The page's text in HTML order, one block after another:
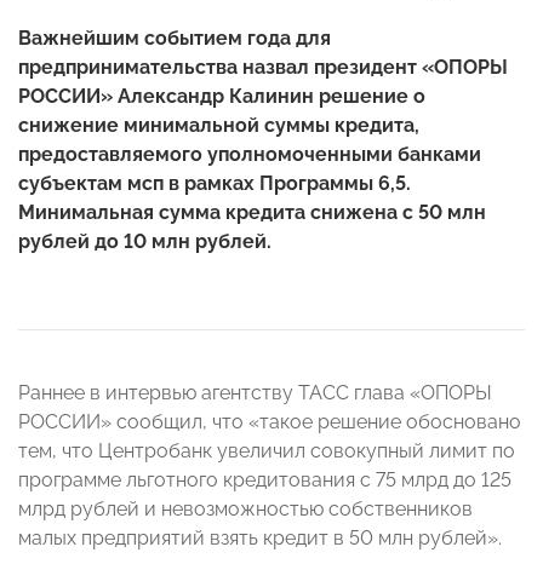
Важнейшим событием года для
предпринимательства назвал президент «ОПОРЫ
РОССИИ» Александр Калинин решение о
снижение минимальной суммы кредита,
предоставляемого уполномоченными банками
субъектам мсп в рамках Программы 6,5.
Минимальная сумма кредита снижена с 50 млн
рублей до 10 млн рублей.
Раннее в интервью агентству ТАСС глава «ОПОРЫ
РОССИИ» сообщил, что «такое решение обосновано
тем, что Центробанк увеличил совокупный лимит по
программе льготного кредитования с 75 млрд до 125
млрд рублей и невозможностью собственников
малых предприятий взять кредит в 50 млн рублей».